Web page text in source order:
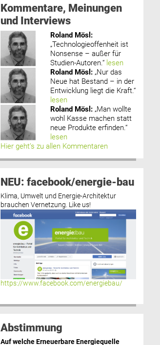
Kommentare, Meinungen
und Interviews
Roland Mösl :
„Technologieoffenheit ist
Nonsense – außer für
Studien-Autoren.“ lesen
Roland Mösl : „Nur das
Neue hat Bestand – in der
Entwicklung liegt die Kraft.“
lesen
Roland Mösl : „Man wollte
wohl Kasse machen statt
neue Produkte erfinden.“
lesen
Hier geht’s zu allen Kommentaren
NEU: facebook/energie-bau
Klima, Umwelt und Energie-Architektur
brauchen Vernetzung. Like us!
https://www.facebook.com/energiebau/
Abstimmung
Auf welche Erneuerbare Energiequelle